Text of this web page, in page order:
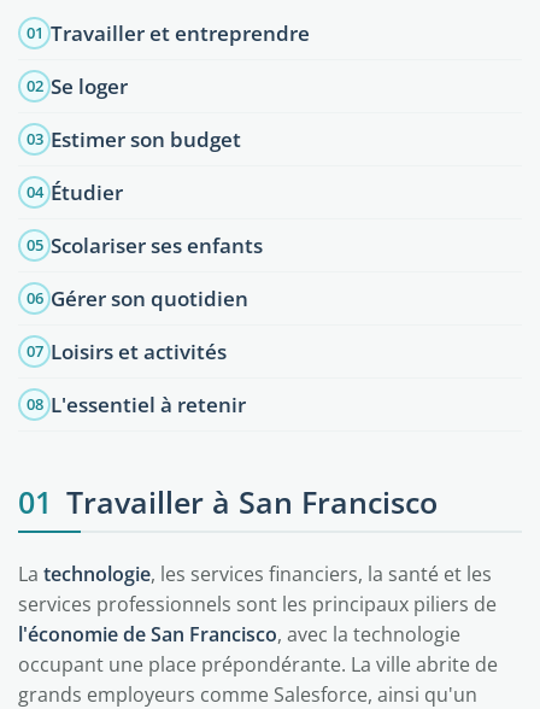
01 Travailler et entreprendre
02 Se loger
03 Estimer son budget
04 Étudier
05 Scolariser ses enfants
06 Gérer son quotidien
07 Loisirs et activités
08 L'essentiel à retenir
01 Travailler à San Francisco
La technologie, les services financiers, la santé et les
services professionnels sont les principaux piliers de
l'économie de San Francisco, avec la technologie
occupant une place prépondérante. La ville abrite de
grands employeurs comme Salesforce, ainsi qu'un